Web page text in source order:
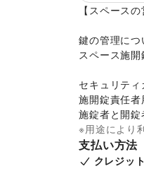
【スペース
鍵の管理につ
スペース施
セキュリテ
施開錠責任者
施錠者と開錠
※用途により
支払い方法
クレジッ